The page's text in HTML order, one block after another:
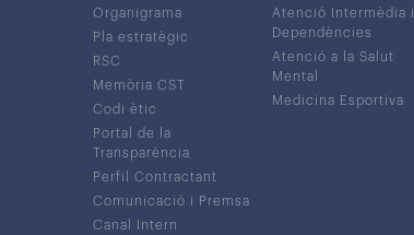
Organigrama
Pla estratègic
RSC
Memòria CST
Codi ètic
Portal de la
Transparència
Perfil Contractant
Comunicació i Premsa
Canal Intern
Atenció Intermèdia i
Dependències
Atenció a la Salut
Mental
Medicina Esportiva